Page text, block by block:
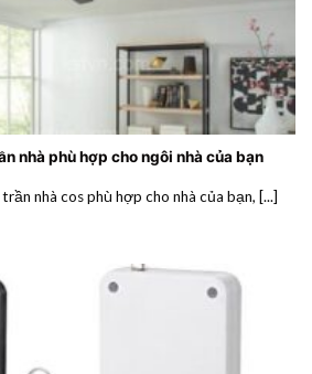
nhà phù hợp cho ngôi nhà của bạn
nhà cos phù hợp cho nhà của bạn, [...]